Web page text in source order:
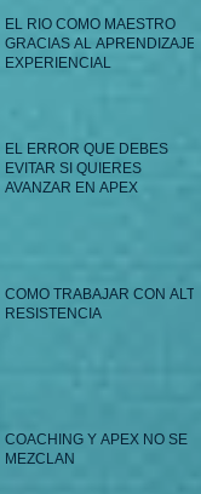
EL RIO COMO MAESTRO
GRACIAS AL APRENDIZAJE
EXPERIENCIAL
EL ERROR QUE DEBES
EVITAR SI QUIERES
AVANZAR EN APEX
COMO TRABAJAR CON ALTA
RESISTENCIA
COACHING Y APEX NO SE
MEZCLAN